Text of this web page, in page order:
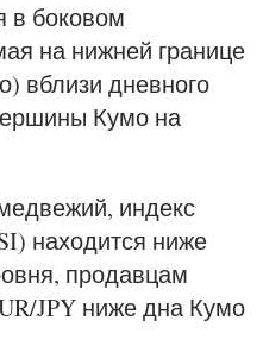
в боковом
на нижней границе
вблизи дневного
Кумо на
индекс
находится ниже
продавцам
JPY ниже дна Кумо